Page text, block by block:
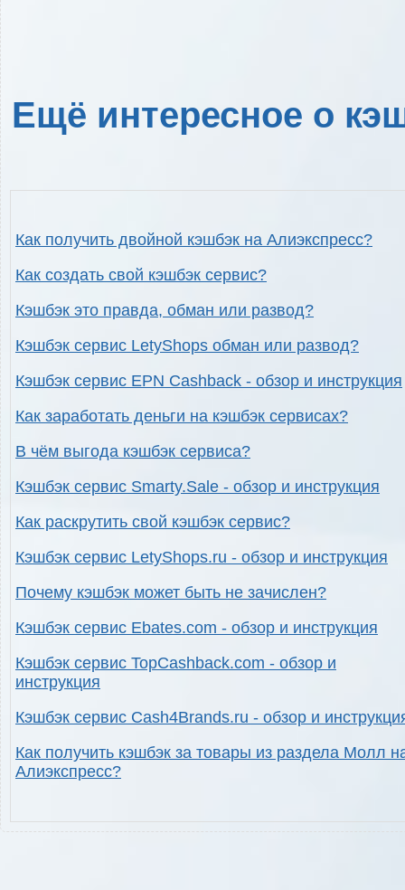
Ещё интересное о
Как получить двойной кэшбэк на Алиэкспресс?
Как создать свой кэшбэк сервис?
Кэшбэк это правда, обман или развод?
Кэшбэк сервис LetyShops обман или развод?
Кэшбэк сервис EPN Cashback - обзор и инструкция
Как заработать деньги на кэшбэк сервисах?
В чём выгода кэшбэк сервиса?
Кэшбэк сервис Smarty.Sale - обзор и инструкция
Как раскрутить свой кэшбэк сервис?
Кэшбэк сервис LetyShops.ru - обзор и инструкция
Почему кэшбэк может быть не зачислен?
Кэшбэк сервис Ebates.com - обзор и инструкция
Кэшбэк сервис TopCashback.com - обзор и
инструкция
Кэшбэк сервис Cash4Brands.ru - обзор и
Как получить кэшбэк за товары из раздела Молл
Алиэкспресс?